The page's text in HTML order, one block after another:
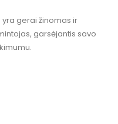
yra gerai žinomas ir
garsėjantis savo